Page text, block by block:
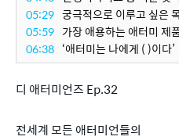
05:29 궁극적으로 이루고 싶은
05:59 가장 애용하는 애터미 제
06:38 ‘애터미는 나에게 ( )이다’
디 애터미언즈 Ep.32
전세계 모든 애터미언들의